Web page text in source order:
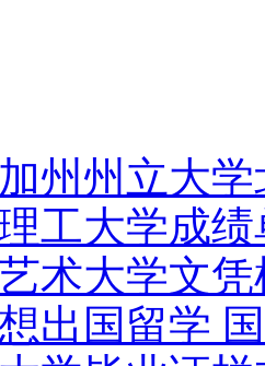
州州立大
工大学成绩
术大学文
出国留学